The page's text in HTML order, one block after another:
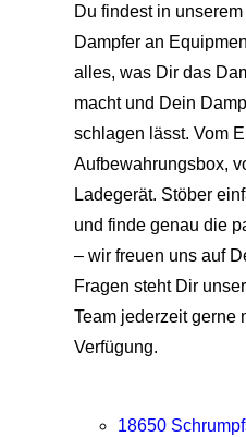
Du findest in
Dampfer an
alles, was Dir das
macht und Dein
schlagen lässt. Vom
Aufbewahrungsbox,
Ladegerät. Stöber
und finde genau die
– wir freuen uns auf
Fragen steht Dir
Team jederzeit gerne
Verfügung.
18650